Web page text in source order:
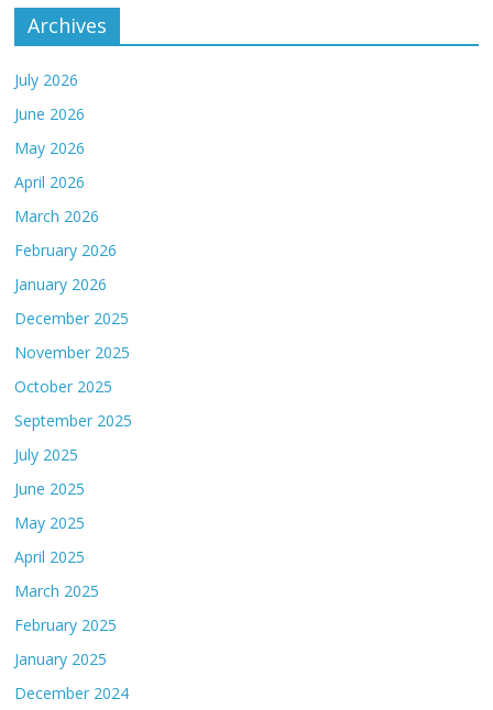
Archives
July 2026
June 2026
May 2026
April 2026
March 2026
February 2026
January 2026
December 2025
November 2025
October 2025
September 2025
July 2025
June 2025
May 2025
April 2025
March 2025
February 2025
January 2025
December 2024